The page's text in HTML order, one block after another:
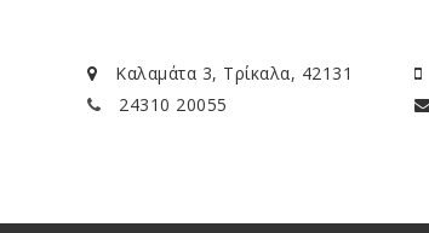
Καλαμάτα 3, Τρίκαλα, 42131
24310 20055